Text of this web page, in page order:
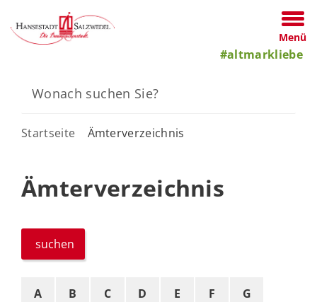
Menü
#altmarkliebe
Startseite Ämterverzeichnis
Ämterverzeichnis
suchen
A B C D E F G